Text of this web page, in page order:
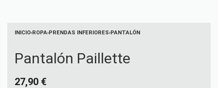
INICIO›ROPA›PRENDAS INFERIORES›PANTALÓN
Pantalón Paillette
27,90 €